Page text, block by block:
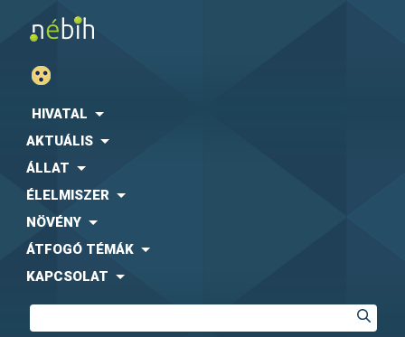
HIVATAL
AKTUÁLIS
ÁLLAT
ÉLELMISZER
NÖVÉNY
ÁTFOGÓ TÉMÁK
KAPCSOLAT